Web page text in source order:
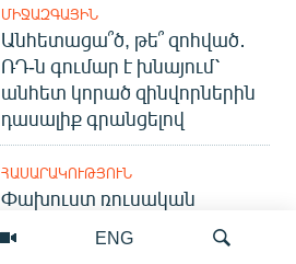
ENG
ՄԻՋԱԶԳԱՅԻՆ
Անհետացա՞ծ, թե՞ զոհված․
ՌԴ-ն գումար է խնայում՝
անհետ կորած զինվորներին
դասալիք գրանցելով
ՀԱՍԱՐԱԿՈՒԹՅՈՒՆ
Փախուստ ռուսական
զորամասից. ինչու է ռուսների
հոսքը Հայաստան կրկին